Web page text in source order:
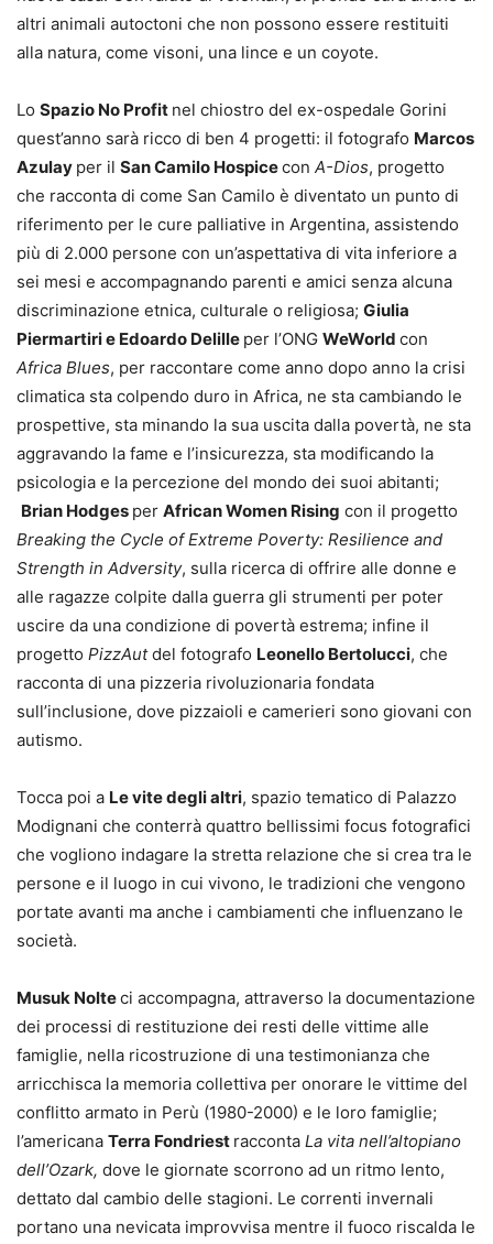
altri animali autoctoni che non possono essere restituiti
alla natura, come visoni, una lince e un coyote.
Lo Spazio No Profit nel chiostro del ex-ospedale Gorini
quest’anno sarà ricco di ben 4 progetti: il fotografo Marcos
Azulay per il San Camilo Hospicecon A-Dios, progetto
che racconta di come San Camilo è diventato un punto di
riferimento per le cure palliative in Argentina, assistendo
più di 2.000 persone con un’aspettativa di vita inferiore a
sei mesi e accompagnando parenti e amici senza alcuna
discriminazione etnica, culturale o religiosa; Giulia
Piermartiri e Edoardo Delille per l’ONG WeWorld con
Africa Blues, per raccontare come anno dopo anno la crisi
climatica sta colpendo duro in Africa, ne sta cambiando le
prospettive, sta minando la sua uscita dalla povertà, ne sta
aggravando la fame e l’insicurezza, sta modificando la
psicologia e la percezione del mondo dei suoi abitanti;
Brian Hodges per African Women Rising con il progetto
Breaking the Cycle of Extreme Poverty: Resilience and
Strength in Adversity, sulla ricerca di offrire alle donne e
alle ragazze colpite dalla guerra gli strumenti per poter
uscire da una condizione di povertà estrema; infine il
progetto PizzAutdel fotografo Leonello Bertolucci, che
racconta di una pizzeria rivoluzionaria fondata
sull’inclusione, dove pizzaioli e camerieri sono giovani con
autismo.
Tocca poi a Le vite degli altri, spazio tematico di Palazzo
Modignani che conterrà quattro bellissimi focus fotografici
che vogliono indagare la stretta relazione che si crea tra le
persone e il luogo in cui vivono, le tradizioni che vengono
portate avanti ma anche i cambiamenti che influenzano le
società.
Musuk Nolteci accompagna, attraverso la documentazione
dei processi di restituzione dei resti delle vittime alle
famiglie, nella ricostruzione di una testimonianza che
arricchisca la memoria collettiva per onorare le vittime del
conflitto armato in Perù (1980-2000) e le loro famiglie;
l’americana Terra Fondriest racconta La vita nell’altopiano
dell’Ozark, dove le giornate scorrono ad un ritmo lento,
dettato dal cambio delle stagioni. Le correnti invernali
portano una nevicata improvvisa mentre il fuoco riscalda le